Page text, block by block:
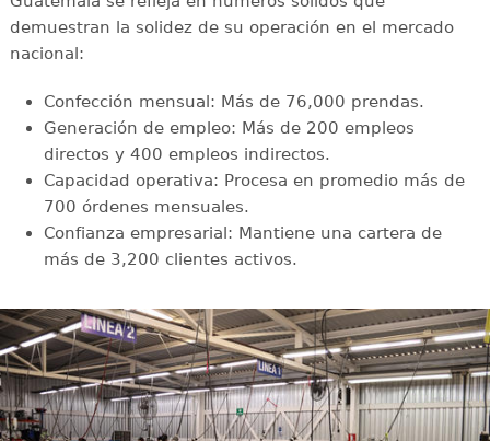
demuestran la solidez de su operación en el mercado
nacional:
Confección mensual: Más de 76,000 prendas.
Generación de empleo: Más de 200 empleos
directos y 400 empleos indirectos.
Capacidad operativa: Procesa en promedio más de
700 órdenes mensuales.
Confianza empresarial: Mantiene una cartera de
más de 3,200 clientes activos.